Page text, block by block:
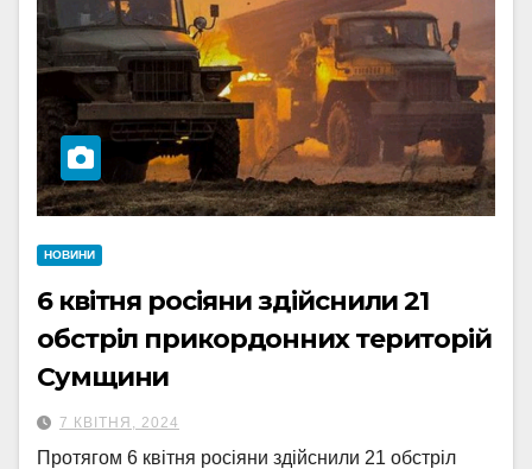
НОВИНИ
6 квітня росіяни здійснили 21
обстріл прикордонних територій
Сумщини
7 КВІТНЯ, 2024
Протягом 6 квітня росіяни здійснили 21 обстріл